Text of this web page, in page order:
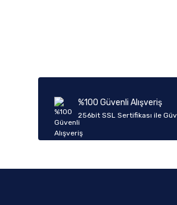
Ürün fiyatı diğer sitelerden daha
Bu ürüne benzer farklı alternatifler
%100 Güvenli Alışveriş
256bit SSL Sertifikası ile